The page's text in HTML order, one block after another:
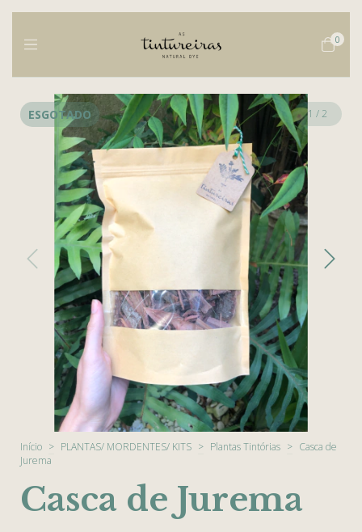
0
ESGOTADO 1 / 2
Início > PLANTAS/ MORDENTES/ KITS > Plantas Tintórias > Casca de
Jurema
Casca de Jurema